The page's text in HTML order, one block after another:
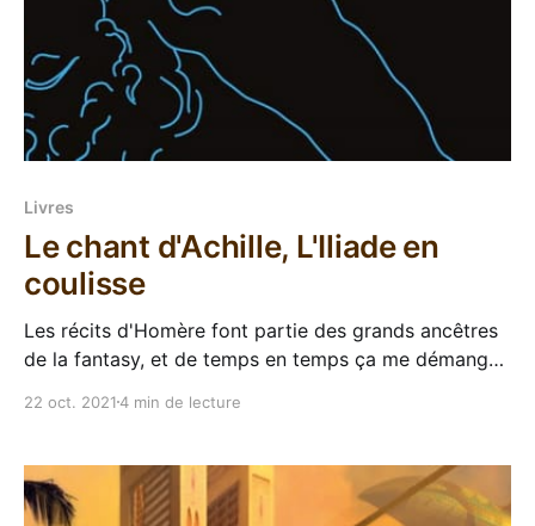
Livres
Le chant d'Achille, L'Iliade en
coulisse
Les récits d'Homère font partie des grands ancêtres
de la fantasy, et de temps en temps ça me démange
courage, il faut que j'efface de ma mémoire
22 oct. 20214 min de lecture